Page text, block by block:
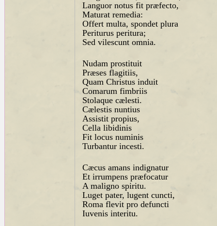
Languor notus fit præfecto,
Maturat remedia:
Offert multa, spondet plura
Periturus peritura;
Sed vilescunt omnia.
Nudam prostituit
Præses flagitiis,
Quam Christus induit
Comarum fimbriis
Stolaque cælesti.
Cælestis nuntius
Assistit propius,
Cella libidinis
Fit locus numinis
Turbantur incesti.
Cæcus amans indignatur
Et irrumpens præfocatur
A maligno spiritu.
Luget pater, lugent cuncti,
Roma flevit pro defuncti
Iuvenis interitu.